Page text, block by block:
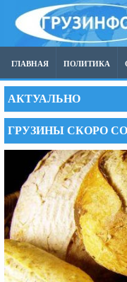
ГЛАВНАЯ ПОЛИТИКА
АКТУАЛЬНО
ГРУЗИНЫ СКОРО